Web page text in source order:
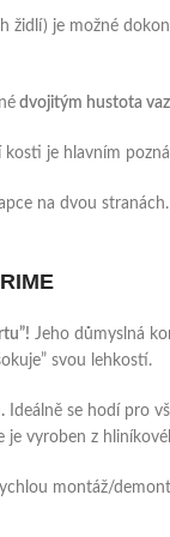
židlí) je možné
dvojitým hustota
je hlavním
na dvou
Jeho důmyslná
svou lehkostí.
Ideálně se hodí pro
je vyroben z
montáž/